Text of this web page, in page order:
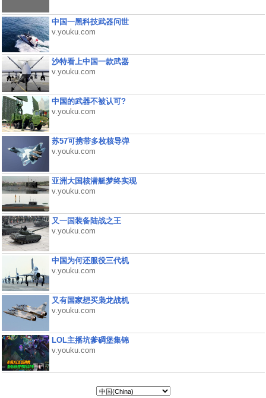
中国一黑科技武器问世
v.youku.com
沙特看上中国一款武器
v.youku.com
中国的武器不被认可?
v.youku.com
苏57可携带多枚核导弹
v.youku.com
亚洲大国核潜艇梦终实现
v.youku.com
又一国装备陆战之王
v.youku.com
中国为何还服役三代机
v.youku.com
又有国家想买枭龙战机
v.youku.com
LOL主播坑爹碉堡集锦
v.youku.com